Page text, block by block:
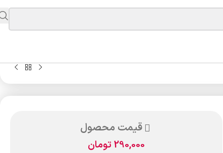
قیمت محصول
290,000تومان